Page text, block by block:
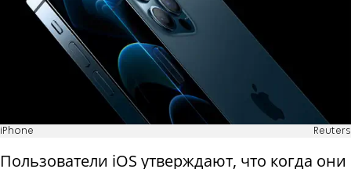
iPhone Reuters
Пользователи iOS утверждают, что когда они